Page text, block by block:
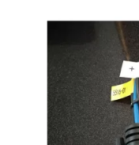
QUALITÉ